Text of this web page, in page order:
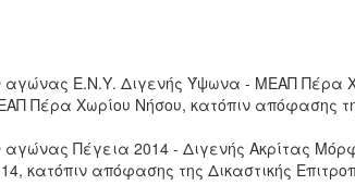
αγώνας Ε.Ν.Υ. Διγενής Ύψωνα - ΜΕΑΠ Πέρα
Πέρα Χωρίου Νήσου, κατόπιν απόφασης
αγώνας Πέγεια 2014 - Διγενής Ακρίτας
κατόπιν απόφασης της Δικαστικής